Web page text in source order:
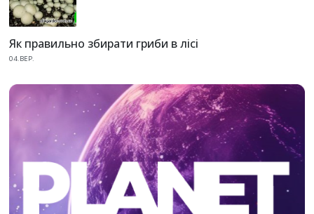
Як правильно збирати гриби в лісі
04.ВЕР.